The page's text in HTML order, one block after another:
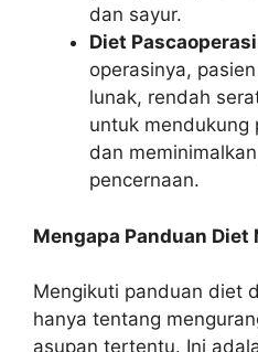
dan sayur.
Diet
operasinya,
lunak, rendah
untuk mendukung
dan
pencernaan.
Mengapa Panduan
Mengikuti panduan diet
hanya tentang
asupan tertentu. Ini